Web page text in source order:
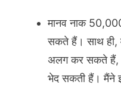
मानव नाक
सकते हैं। साथ ही,
अलग कर सकते हैं,
भेद सकती हैं। मैंने